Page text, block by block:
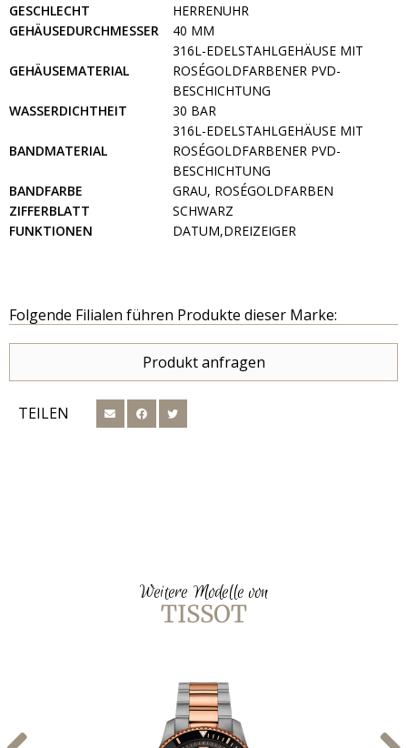
GESCHLECHT
HERRENUHR
GEHÄUSEDURCHMESSER
40 MM
GEHÄUSEMATERIAL
316L-EDELSTAHLGEHÄUSE MIT
ROSÉGOLDFARBENER PVD-
BESCHICHTUNG
WASSERDICHTHEIT
30 BAR
BANDMATERIAL
316L-EDELSTAHLGEHÄUSE MIT
ROSÉGOLDFARBENER PVD-
BESCHICHTUNG
BANDFARBE
GRAU, ROSÉGOLDFARBEN
ZIFFERBLATT
SCHWARZ
FUNKTIONEN
DATUM,DREIZEIGER
Folgende Filialen führen Produkte dieser Marke:
Produkt anfragen
TEILEN
Weitere Modelle von
TISSOT